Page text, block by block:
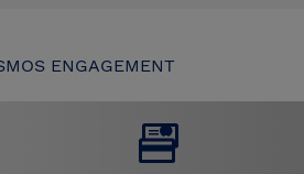
ENGAGEMENT